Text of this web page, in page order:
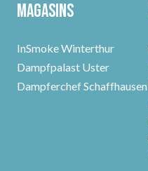
Magasins
InSmoke Winterthur
Dampfpalast Uster
Dampferchef Schaffhausen